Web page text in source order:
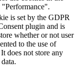
"Performance".
is set by the GDPR
plugin and is
whether or not user
to the use of
does not store any